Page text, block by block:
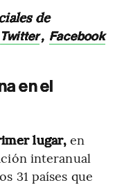
de
Twitter, Facebook
en el
lugar, en
interanual
31 países que